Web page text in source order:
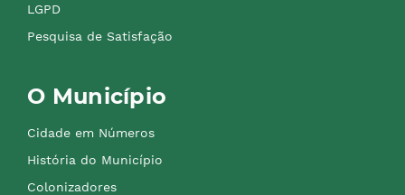
LGPD
Pesquisa de Satisfação
O Município
Cidade em Números
História do Município
Colonizadores